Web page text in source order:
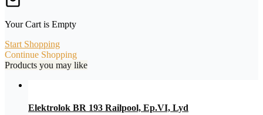
Your Cart is Empty
Start Shopping
Continue Shopping
Products you may like
Elektrolok BR 193 Railpool, Ep.VI, Lyd